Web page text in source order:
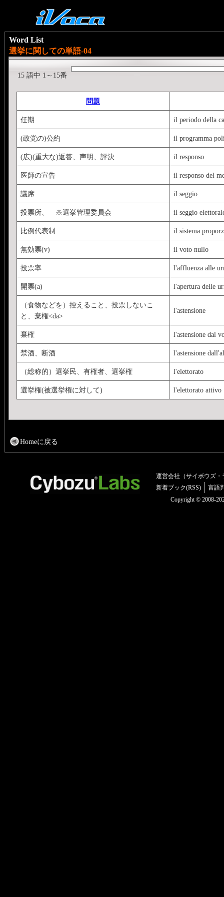
Word List
選挙に関しての単語-04
15 語中 1～15番
問題
任期 il periodo della
(政党の)公約 il programma
(広)(重大な)返答、声明、評決 il responso
医師の宣告 il responso del
議席 il seggio
投票所、 ※選挙管理委員会 il seggio
比例代表制 il sistema
無効票(v) il voto nullo
投票率 l'affluenza alle
開票(a) l'apertura delle
（食物などを）控えること、投票しないこ
と、棄権<da>
l'astensione
棄権 l'astensione dal
禁酒、断酒 l'astensione
（総称的）選挙民、有権者、選挙権 l'elettorato
選挙権(被選挙権に対して) l'elettorato attivo
Homeに戻る
運営会社（サイボウズ・
新着ブック(RSS)
言語
Copyright © 2008-